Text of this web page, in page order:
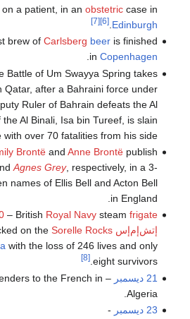
a patient, in an obstetriccase in
Edinburgh
.
[6]
[7]
brew of Carlsberg beeris finished
in Copenhagen
Battle of Um Swayya Spring takes
Qatar, after a Bahraini force under
Ruler of Bahrain defeats the Al
Al Binali, Isa bin Tureef, is slain
with over 70 fatalities from his side.
Brontëand Anne Brontëpublish
Agnes Grey, respectively, in a 3-
names of Ellis Bell and Acton Bell
in England.
– British Royal Navysteam frigate
إتش‌إم‌إس
on the Sorelle Rocks
with the loss of 246 lives and only
eight survivors.
[8]
21 ديسمبر –
to the French in
Algeria.
23 ديسمبر
-